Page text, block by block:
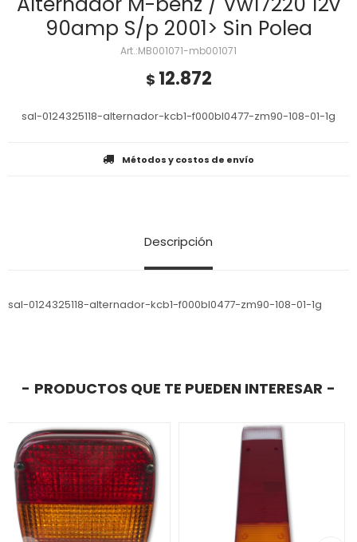
90amp S/p 2001> Sin Polea
MB001071-mb001071
$ 12.872
sal-0124325118-alternador-kcb1-f000bl0477-zm90-108-01-1g
Métodos y costos de envío
Descripción
sal-0124325118-alternador-kcb1-f000bl0477-zm90-108-01-1g
PRODUCTOS QUE TE PUEDEN INTERESAR